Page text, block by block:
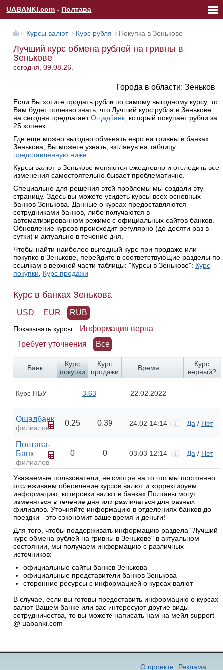
UABANKI.com - Полтава
Курсы валют Курс рубля Покупка в Зенькове
Лучший курс обмена рублей на гривны в
Зенькове
сегодня, 09.08.26.
Города в области: Зеньков
Если Вы хотите продать рубли по самому выгодному курсу, то
Вам будет полезно знать, что Лучший курс рубля в Зенькове
на сегодня предлагаетОщадбанк, который покупает рубли за
25 копеек.
Где еще можно выгодно обменять евро на гривны в банках
Зенькова, Вы можете узнать, взглянув на таблицу
представленную ниже.
Курсы валют в Зенькове меняются ежедневно и отследить все
изменения самостоятельно бывает проблематично.
Специально для решения этой проблемы мы создали эту
страницу. Здесь вы можете увидеть курсы всех основных
банков Зенькова. Данные о курсах предоставляются
сотрудниками банков, либо получаются в
автоматизированном режиме с официальных сайтов банков.
Обновление курсов происходит регулярно (до десяти раз в
сутки) и актуально в течение дня.
Чтобы найти наиболее выгодный курс при продаже или
покупке в Зенькове, перейдите в соответствующие разделы по
ссылкам в верхней части таблицы: "Курсы в Зенькове": Курс
покупки
Курс продажи
Курс в банках Зенькова
USD EUR RUB
Показывать курсы:
Информация верна
Требует уточнения
Все
Банк
Курс
покупки
Курс
продажи
Время
Курс
верный?
Курс НБУ 3.63 22.02.2022
Ощадбанк
филиалов
0.25 0.39 24.02 14:14 Да / Нет
Полтава-
Банк
филиалов
0 0 03.03 12:14 Да / Нет
Уважаемые пользователи, не смотря на то что мы постоянно
отслеживаем обновление курсов валют и корректируем
информацию, котировки валют в банках Полтавы могут
изменяться в течение дня или различаться для разных
филиалов. Уточняйте информацию в отделениях банков до
поездки - это сэкономит ваше время и деньги!
Для того, чтобы поддерживать информацию раздела "Лучший
курс обмена рублей на гривны в Зенькове" в актуальном
состоянии, мы получаем информацию с различных
источников:
официальные сайты банков Зенькова
официальные представители банков Зенькова
сторонние ресурсы с информацией о курсах валют
В случае, если вы готовы предоставить информацию о курсах
валют Вашем банке или вас интересуют другие виды
сотрудничества, то вы можете написать нам на мейл support
@ uabanki.com
Реклама
О проекте